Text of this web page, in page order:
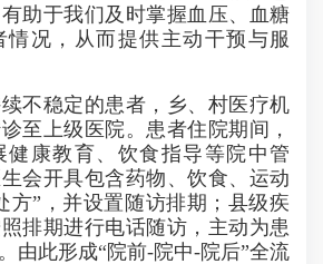
助于我们及时掌握血压、血糖
情况，从而提供主动干预与服
稳定的患者，乡、村医疗机
至上级医院。患者住院期间，
健康教育、饮食指导等院中管
会开具包含药物、饮食、运动
方”，并设置随访排期；县级疾
排期进行电话随访，主动为患
由此形成“院前-院中-院后”全流